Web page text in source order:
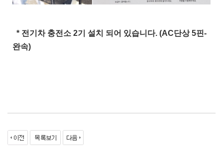
* 전기차 충전소 2기 설치 되어 있습니다. (AC단상 5핀-
완속)